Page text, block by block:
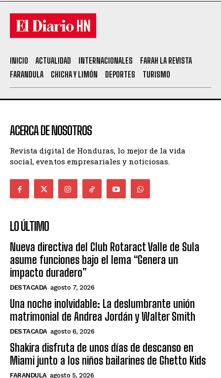
INICIO ACTUALIDAD INTERNACIONALES
FARAH LA REVISTA
FARANDULA
CHICHA Y LIMÓN DEPORTES TURISMO
ACERCA DE NOSOTROS
Revista digital de Honduras, lo mejor de la vida
social, eventos empresariales y noticiosas.
LO ÚLTIMO
Nueva directiva del Club Rotaract Valle de Sula
asume funciones bajo el lema “Genera un
impacto duradero”
DESTACADA agosto 7, 2026
Una noche inolvidable: La deslumbrante unión
matrimonial de Andrea Jordán y Walter Smith
DESTACADA agosto 6, 2026
Shakira disfruta de unos días de descanso en
Miami junto a los niños bailarines de Ghetto Kids
FARANDULA agosto 5, 2026